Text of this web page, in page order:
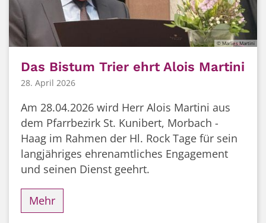
© Marlies Martini
Das Bistum Trier ehrt Alois Martini
28. April 2026
Am 28.04.2026 wird Herr Alois Martini aus
dem Pfarrbezirk St. Kunibert, Morbach -
Haag im Rahmen der Hl. Rock Tage für sein
langjähriges ehrenamtliches Engagement
und seinen Dienst geehrt.
Mehr